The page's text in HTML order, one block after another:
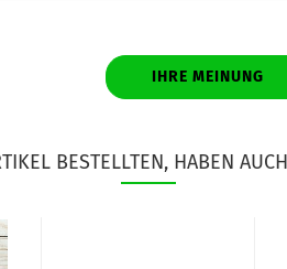
IHRE MEINUNG
BESTELLTEN, HABEN